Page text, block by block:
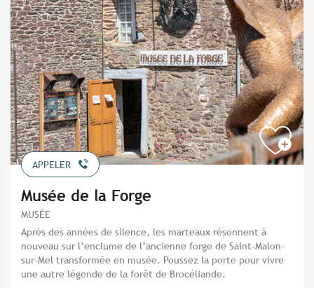
APPELER
Musée de la Forge
MUSÉE
Après des années de silence, les marteaux résonnent à
nouveau sur l’enclume de l’ancienne forge de Saint-Malon-
sur-Mel transformée en musée. Poussez la porte pour vivre
une autre légende de la forêt de Brocéliande.